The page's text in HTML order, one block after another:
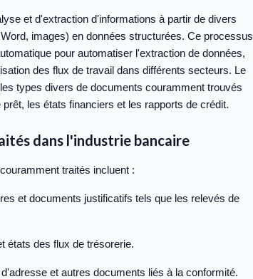
et d'extraction d'informations à partir de divers
images) en données structurées. Ce processus
pour automatiser l'extraction de données,
des flux de travail dans différents secteurs. Le
types divers de documents couramment trouvés
les états financiers et les rapports de crédit.
dans l'industrie bancaire
traités incluent :
et documents justificatifs tels que les relevés de
états des flux de trésorerie.
et autres documents liés à la conformité.